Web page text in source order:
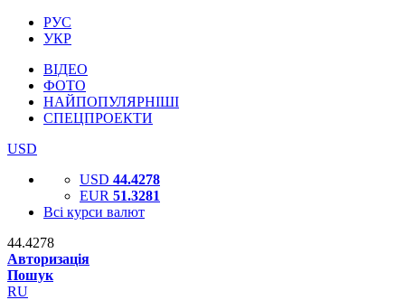
РУС
УКР
ВІДЕО
ФОТО
НАЙПОПУЛЯРНІШІ
СПЕЦПРОЕКТИ
USD
USD 44.4278
EUR 51.3281
Всі курси валют
44.4278
Авторизація
Пошук
RU